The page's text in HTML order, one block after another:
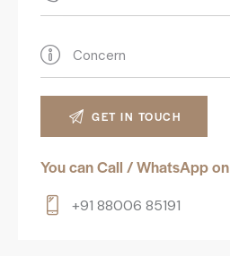
You can Call / WhatsApp on
+91 88006 85191